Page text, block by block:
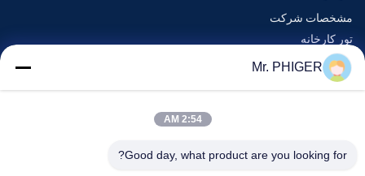
مشخصات شرکت
تور کارخانه
کنترل کیفیت
نقشه سایت
رویدادها
Mr. PHIGER
2:54 AM
Good day, what product are you looking for?